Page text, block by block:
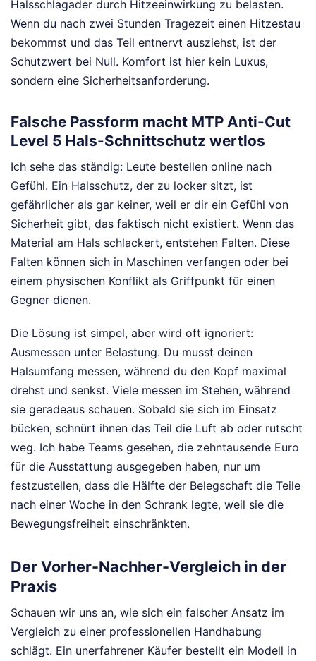
Halsschlagader durch Hitzeeinwirkung zu belasten.
Wenn du nach zwei Stunden Tragezeit einen Hitzestau
bekommst und das Teil entnervt ausziehst, ist der
Schutzwert bei Null. Komfort ist hier kein Luxus,
sondern eine Sicherheitsanforderung.
Falsche Passform macht MTP Anti-Cut
Level 5 Hals-Schnittschutz wertlos
Ich sehe das ständig: Leute bestellen online nach
Gefühl. Ein Halsschutz, der zu locker sitzt, ist
gefährlicher als gar keiner, weil er dir ein Gefühl von
Sicherheit gibt, das faktisch nicht existiert. Wenn das
Material am Hals schlackert, entstehen Falten. Diese
Falten können sich in Maschinen verfangen oder bei
einem physischen Konflikt als Griffpunkt für einen
Gegner dienen.
Die Lösung ist simpel, aber wird oft ignoriert:
Ausmessen unter Belastung. Du musst deinen
Halsumfang messen, während du den Kopf maximal
drehst und senkst. Viele messen im Stehen, während
sie geradeaus schauen. Sobald sie sich im Einsatz
bücken, schnürt ihnen das Teil die Luft ab oder rutscht
weg. Ich habe Teams gesehen, die zehntausende Euro
für die Ausstattung ausgegeben haben, nur um
festzustellen, dass die Hälfte der Belegschaft die Teile
nach einer Woche in den Schrank legte, weil sie die
Bewegungsfreiheit einschränkten.
Der Vorher-Nachher-Vergleich in der
Praxis
Schauen wir uns an, wie sich ein falscher Ansatz im
Vergleich zu einer professionellen Handhabung
schlägt. Ein unerfahrener Käufer bestellt ein Modell in